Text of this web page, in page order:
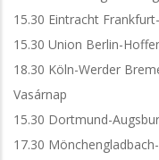
15.30 Eintracht
15.30 Union Berlin-
18.30 Köln-Werder
Vasárnap
15.30 Dortmund-
17.30